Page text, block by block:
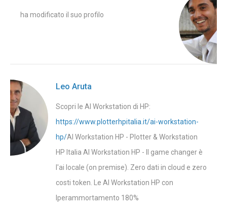
ha modificato il suo profilo
Leo Aruta
Scopri le AI Workstation di HP:
https://www.plotterhpitalia.it/ai-workstation-
hp/AI Workstation HP - Plotter & Workstation
HP Italia AI Workstation HP - Il game changer è
l'ai locale (on premise). Zero dati in cloud e zero
costi token. Le AI Workstation HP con
Iperammortamento 180%